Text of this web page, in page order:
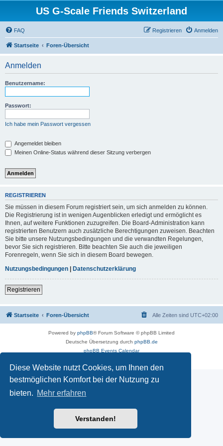
Diese Website nutzt Cookies, um Ihnen den
bestmöglichen Komfort bei der Nutzung zu
bieten. Mehr erfahren
Verstanden!
US G-Scale Friends Switzerland
FAQ Anmelden
Registrieren
Startseite Foren-Übersicht
Anmelden
Benutzername:
Passwort:
Ich habe mein Passwort vergessen
Angemeldet bleiben
Meinen Online-Status während dieser Sitzung verbergen
REGISTRIEREN
Sie müssen in diesem Forum registriert sein, um sich anmelden zu können.
Die Registrierung ist in wenigen Augenblicken erledigt und ermöglicht es
Ihnen, auf weitere Funktionen zuzugreifen. Die Board-Administration kann
registrierten Benutzern auch zusätzliche Berechtigungen zuweisen. Beachten
Sie bitte unsere Nutzungsbedingungen und die verwandten Regelungen,
bevor Sie sich registrieren. Bitte beachten Sie auch die jeweiligen
Forenregeln, wenn Sie sich in diesem Board bewegen.
Nutzungsbedingungen | Datenschutzerklärung
Registrieren
Startseite Foren-Übersicht Alle Zeiten sind UTC+02:00
Powered by phpBB® Forum Software © phpBB Limited
Deutsche Übersetzung durch phpBB.de
phpBB Events Calendar